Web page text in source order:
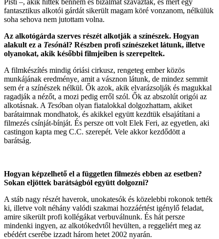
fantasztikus alkotói gárdát sikerült magam köré vonzanom, nélkülük
soha sehova nem jutottam volna.
Az alkotógárda szerves részét alkotják a színészek. Hogyan
alakult ez a Tesónál? Részben profi színészeket látunk, illetve
olyanokat, akik későbbi filmjeiben is szerepeltek.
A filmkészítés mindig óriási cirkusz, rengeteg ember közös
munkájának eredménye, amit a vásznon látunk, de mindez semmit
sem ér a színészek nélkül. Ők azok, akik elvarázsolják és magukkal
ragadják a nézőt, a mozi pedig erről szól. Ők az abszolút origói az
alkotásnak. A Tesóban olyan fiatalokkal dolgozhattam, akiket
barátaimnak mondhatok, és akikkel együtt kezdtük elsajátítani a
filmezés csínját-bínját. És persze ott volt Elek Feri, az egyetlen, aki
castingon kapta meg C.C. szerepét. Vele akkor kezdődött a
barátság.
Hogyan képzelhető el a független filmezés ebben az esetben?
Sokan eljöttek barátságból együtt dolgozni?
A stáb nagy részét haverok, unokatesók és közelebbi rokonok tették
ki, illetve volt néhány valódi szakmai hozzáértést igénylő feladat,
amire sikerült profi kollégákat verbuválnunk. És hát persze
mindenki ingyen, az alkotókedvtől hevülten, a reggeliért meg az
ebédért cserébe izzadt három hetet 2002 nyarán.